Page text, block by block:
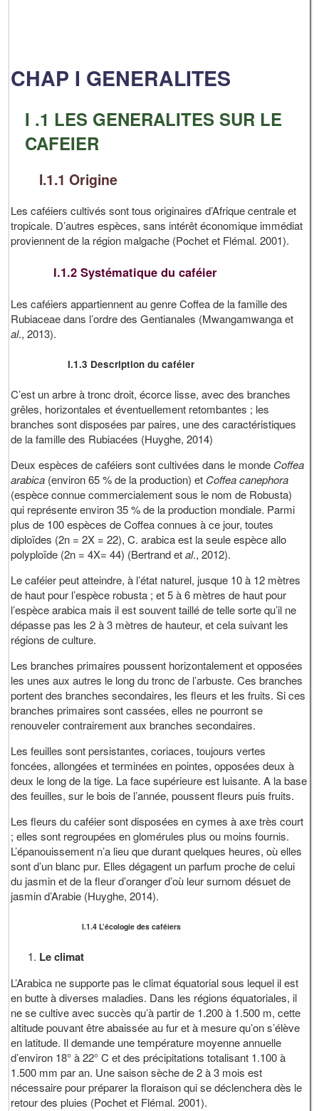
CHAP I GENERALITES
I .1 LES GENERALITES SUR LE
CAFEIER
I.1.1 Origine
Les caféiers cultivés sont tous originaires d’Afrique centrale et
tropicale. D’autres espèces, sans intérêt économique immédiat
proviennent de la région malgache (Pochet et Flémal. 2001).
I.1.2 Systématique du caféier
Les caféiers appartiennent au genre Coffea de la famille des
Rubiaceae dans l’ordre des Gentianales (Mwangamwanga et
al., 2013).
I.1.3 Description du caféier
C’est un arbre à tronc droit, écorce lisse, avec des branches
grêles, horizontales et éventuellement retombantes ; les
branches sont disposées par paires, une des caractéristiques
de la famille des Rubiacées (Huyghe, 2014)
Deux espèces de caféiers sont cultivées dans le monde Coffea
arabica (environ 65 % de la production) et Coffea canephora
(espèce connue commercialement sous le nom de Robusta)
qui représente environ 35 % de la production mondiale. Parmi
plus de 100 espèces de Coffea connues à ce jour, toutes
diploïdes (2n = 2X = 22), C. arabica est la seule espèce allo
polyploïde (2n = 4X= 44) (Bertrand etal., 2012).
Le caféier peut atteindre, à l’état naturel, jusque 10 à 12 mètres
de haut pour l’espèce robusta ; et 5 à 6 mètres de haut pour
l’espèce arabica mais il est souvent taillé de telle sorte qu’il ne
dépasse pas les 2 à 3 mètres de hauteur, et cela suivant les
régions de culture.
Les branches primaires poussent horizontalement et opposées
les unes aux autres le long du tronc de l’arbuste. Ces branches
portent des branches secondaires, les fleurs et les fruits. Si ces
branches primaires sont cassées, elles ne pourront se
renouveler contrairement aux branches secondaires.
Les feuilles sont persistantes, coriaces, toujours vertes
foncées, allongées et terminées en pointes, opposées deux à
deux le long de la tige. La face supérieure est luisante. A la base
des feuilles, sur le bois de l’année, poussent fleurs puis fruits.
Les fleurs du caféier sont disposées en cymes à axe très court
; elles sont regroupées en glomérules plus ou moins fournis.
L’épanouissement n’a lieu que durant quelques heures, où elles
sont d’un blanc pur. Elles dégagent un parfum proche de celui
du jasmin et de la fleur d’oranger d’où leur surnom désuet de
jasmin d’Arabie (Huyghe, 2014).
I.1.4 L’écologie des caféiers
Le climat
L’Arabica ne supporte pas le climat équatorial sous lequel il est
en butte à diverses maladies. Dans les régions équatoriales, il
ne se cultive avec succès qu’à partir de 1.200 à 1.500 m, cette
altitude pouvant être abaissée au fur et à mesure qu’on s’élève
en latitude. Il demande une température moyenne annuelle
d’environ 18° à 22° C et des précipitations totalisant 1.100 à
1.500 mm par an. Une saison sèche de 2 à 3 mois est
nécessaire pour préparer la floraison qui se déclenchera dès le
retour des pluies (Pochet et Flémal. 2001).